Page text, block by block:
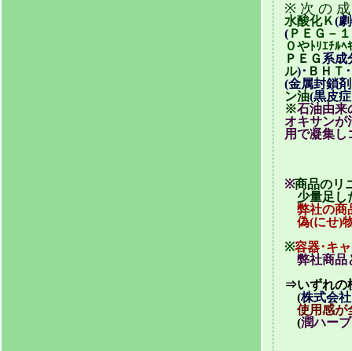
※ 次 の
水酸化Ｋ(
(ＰＥＧ－
０やﾄﾘｴﾁﾙﾍ
ＰＥＧ 系成
ル)･ ＢＨＴ ･
(金属封鎖
ン油(黒皮症
※石油由来
オキサンが
用で凝集し
※商品のリ
少量足し
弊社の商
偽(にせ)
※容器･キ
弊社商品
⇒いずれの
(株式会
使用感が
(潤ハー